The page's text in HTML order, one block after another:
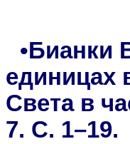
•Бианки
единицах
Света в
7. С. 1–19.